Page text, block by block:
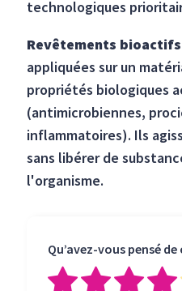
technologiques
Revêtements bioactifs
appliquées sur un
propriétés biologiques
(antimicrobiennes,
inflammatoires). Ils
sans libérer de
l'organisme.
Qu’avez-vous pensé